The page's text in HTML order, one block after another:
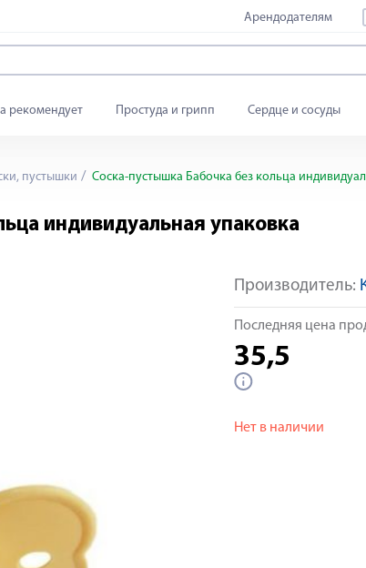
Арендодателям
рекомендует Простуда и грипп Сердце и сосуды
пустышки Соска-пустышка Бабочка без кольца
индивидуальная упаковка
Производитель:
Последняя цена
35,5
Нет в наличии